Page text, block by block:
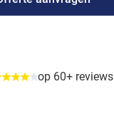
op 60+ reviews